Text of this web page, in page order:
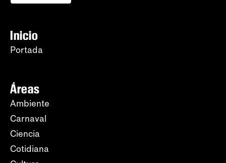
Inicio
Portada
Áreas
Ambiente
Carnaval
Ciencia
Cotidiana